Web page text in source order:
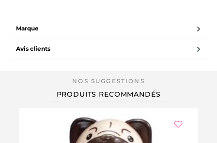
Marque
Avis clients
PRODUITS RECOMMANDÉS